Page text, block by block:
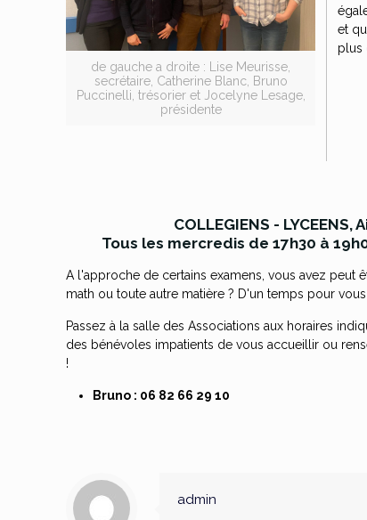
de gauche a droite : Lise Meurisse,
secrétaire, Catherine Blanc, Bruno
Puccinelli, trésorier et Jocelyne Lesage,
présidente
et
plus
COLLEGIENS -
Tous les mercredis de 17h30 à
A l'approche de certains examens, vous avez peut
math ou toute autre matière ? D'un temps pour
Passez à la salle des Associations aux horaires
des bénévoles impatients de vous accueillir ou
!
Bruno : 06 82 66 29 10
admin